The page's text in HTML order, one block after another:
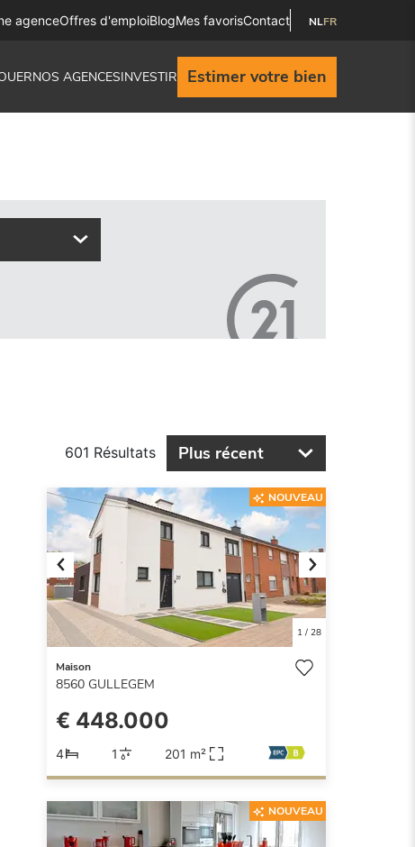
agenceOffres d'emploiBlogMes favorisContact NLFR
NOS AGENCESINVESTIR Estimer votre bien
601 Résultats Plus récent
Previous Next
1/ 28
NOUVEAU
Maison
8560 GULLEGEM
€ 448.000
4 1 201 m²
NOUVEAU